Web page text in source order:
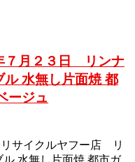
７月２３日 リンナ
水無し片面焼 都
ージュ
サイクルヤフー店 リ
水無し片面焼 都市ガ